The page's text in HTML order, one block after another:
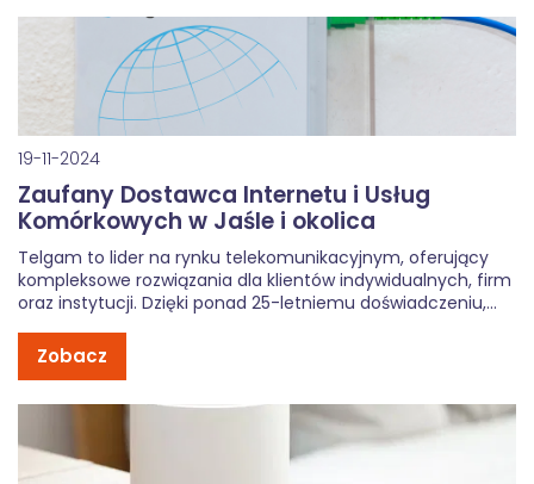
19-11-2024
Zaufany Dostawca Internetu i Usług
Komórkowych w Jaśle i okolica
Telgam to lider na rynku telekomunikacyjnym, oferujący
kompleksowe rozwiązania dla klientów indywidualnych, firm
oraz instytucji. Dzięki ponad 25-letniemu doświadczeniu,
zapewniamy najszybszy, bezpieczny i najtańszy internet
Zobacz